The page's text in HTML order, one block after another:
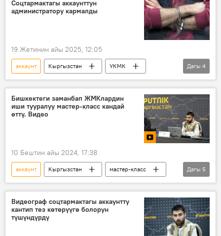
Соцтармактагы аккаунттун
администратору кармалды
19 Жетинин айы 2025, 12:05
аккаунт Кыргызстан
УКМК
бийлик
фейк
маалымат
басып алуу
Дагы 4
Бишкектеги заманбап ЖМКлардин
иши тууралуу мастер-класс кандай
өттү. Видео
10 Бештин айы 2024, 17:38
аккаунт Кыргызстан
мастер-класс
жасалма интеллект
видеограф
Маалымат борбор
Видео
Пресс-видео
Дагы 5
Видеограф соцтармактагы аккаунтту
кантип тез көтөрүүгө болорун
түшүндүрдү